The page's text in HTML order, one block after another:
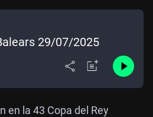
29/07/2025
en la 43 Copa del Rey